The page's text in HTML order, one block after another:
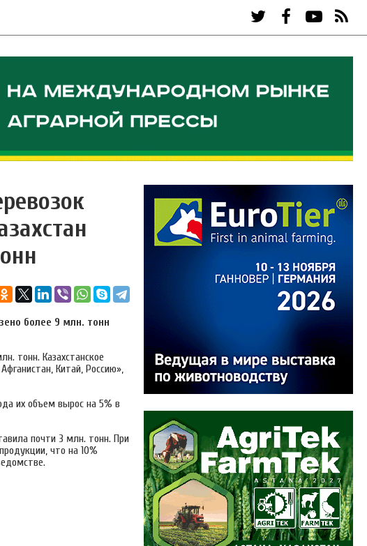
более 9 млн. тонн
тонн. Казахстанское
Китай, Россию»,
их объем вырос на 5% в
почти 3 млн. тонн. При
что на 10%